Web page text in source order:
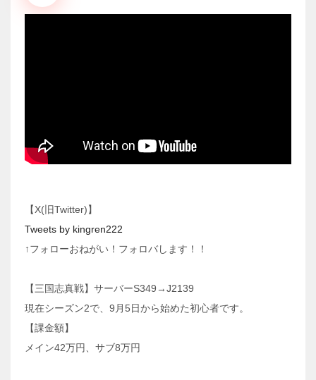
【X(旧Twitter)】
Tweets by kingren222
↑フォローおねがい！フォロバします！！
【三国志真戦】サーバーS349→J2139
現在シーズン2で、9月5日から始めた初心者です。
【課金額】
メイン42万円、サブ8万円